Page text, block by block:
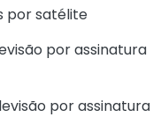
por satélite
por assinatura
por assinatura